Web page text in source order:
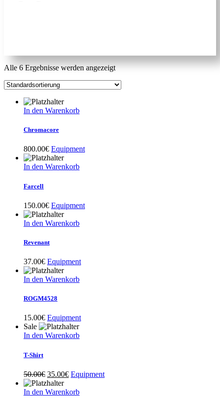
Alle 6 Ergebnisse werden angezeigt
In den Warenkorb
Chromacore
800.00€ Equipment
In den Warenkorb
Farcell
150.00€ Equipment
In den Warenkorb
Revenant
37.00€ Equipment
In den Warenkorb
ROGM4528
15.00€ Equipment
Sale
In den Warenkorb
T-Shirt
50.00€ Ursprünglicher
Preis
war:
35.00€Aktueller
ist:
Equipment
In den Warenkorb